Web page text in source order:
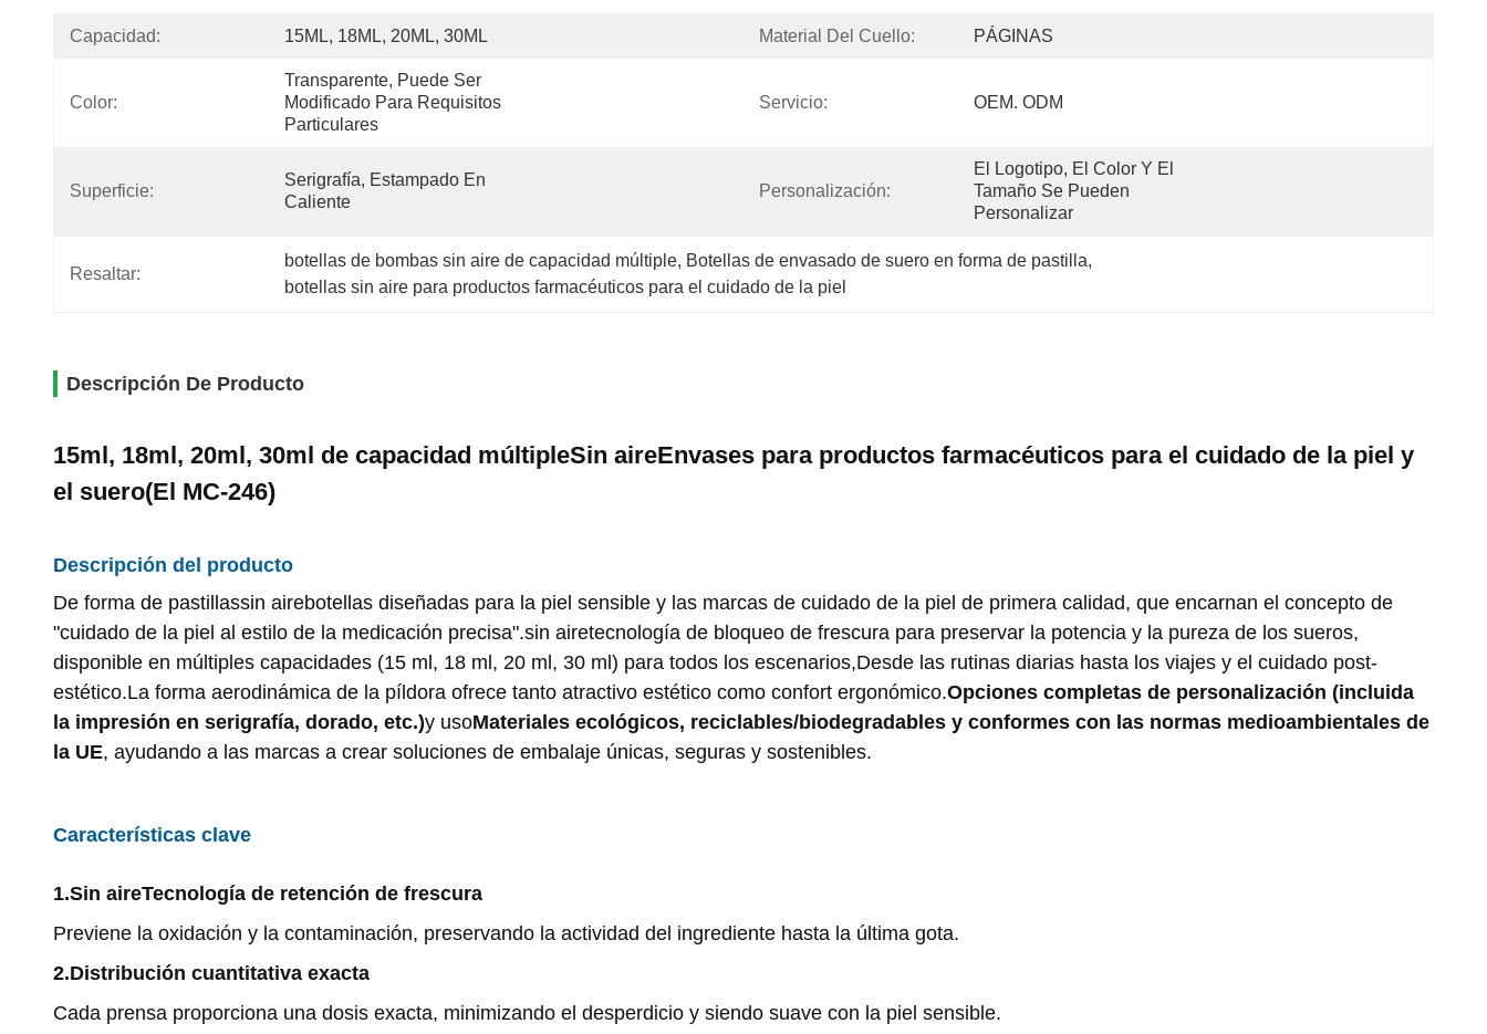
Capacidad: 15ML, 18ML, 20ML, 30ML Material Del Cuello: PÁGINAS
Color:
Transparente, Puede Ser
Modificado Para Requisitos
Particulares
Servicio: OEM. ODM
Superficie:
Serigrafía, Estampado En
Caliente
Personalización:
El Logotipo, El Color Y El
Tamaño Se Pueden
Personalizar
Resaltar:
botellas de bombas sin aire de capacidad múltiple, Botellas de envasado de suero en forma de pastilla,
botellas sin aire para productos farmacéuticos para el cuidado de la piel
Descripción De Producto
15ml, 18ml, 20ml, 30ml de capacidad múltipleSin aireEnvases para productos farmacéuticos para el cuidado de la piel y
el suero(El MC-246)
Descripción del producto
De forma de pastillassin airebotellas diseñadas para la piel sensible y las marcas de cuidado de la piel de primera calidad, que encarnan el concepto de
"cuidado de la piel al estilo de la medicación precisa".sin airetecnología de bloqueo de frescura para preservar la potencia y la pureza de los sueros,
disponible en múltiples capacidades (15 ml, 18 ml, 20 ml, 30 ml) para todos los escenarios,Desde las rutinas diarias hasta los viajes y el cuidado post-
estético.La forma aerodinámica de la píldora ofrece tanto atractivo estético como confort ergonómico.Opciones completas de personalización (incluida
la impresión en serigrafía, dorado, etc.)y usoMateriales ecológicos, reciclables/biodegradables y conformes con las normas medioambientales de
la UE, ayudando a las marcas a crear soluciones de embalaje únicas, seguras y sostenibles.
Características clave
1.Sin aireTecnología de retención de frescura
Previene la oxidación y la contaminación, preservando la actividad del ingrediente hasta la última gota.
2.Distribución cuantitativa exacta
Cada prensa proporciona una dosis exacta, minimizando el desperdicio y siendo suave con la piel sensible.